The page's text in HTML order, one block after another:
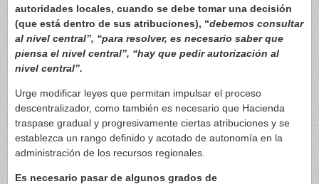
autoridades locales, cuando se debe tomar una decisión
(que está dentro de sus atribuciones), “debemos consultar
al nivel central”, “para resolver, es necesario saber que
piensa el nivel central”, “hay que pedir autorización al
nivel central”.
Urge modificar leyes que permitan impulsar el proceso
descentralizador, como también es necesario que Hacienda
traspase gradual y progresivamente ciertas atribuciones y se
establezca un rango definido y acotado de autonomía en la
administración de los recursos regionales.
Es necesario pasar de algunos grados de